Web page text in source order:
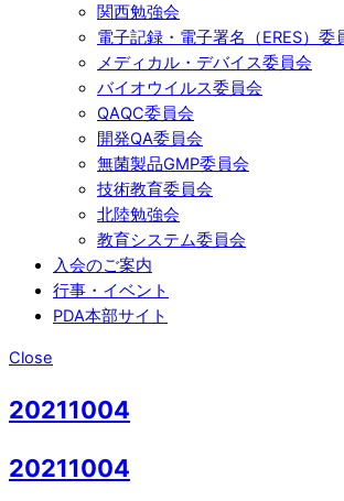
関西勉強会
電子記録・電子署名（ERES）委
メディカル・デバイス委員会
バイオウイルス委員会
QAQC委員会
開発QA委員会
無菌製品GMP委員会
技術教育委員会
北陸勉強会
教育システム委員会
入会のご案内
行事・イベント
PDA本部サイト
Close
20211004
20211004